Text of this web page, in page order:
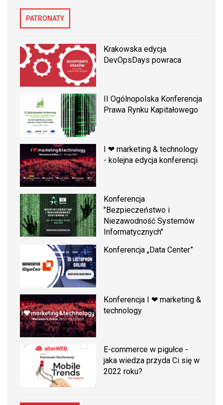
PATRONATY
Krakowska edycja
DevOpsDays powraca
II Ogólnopolska Konferencja
Prawa Rynku Kapitałowego
I ❤ marketing & technology
- kolejna edycja konferencji
Konferencja
"Bezpieczeństwo i
Niezawodność Systemów
Informatycznych"
Konferencja „Data Center”
Konferencja I ❤ marketing &
technology
E-commerce w pigułce -
jaka wiedza przyda Ci się w
2022 roku?